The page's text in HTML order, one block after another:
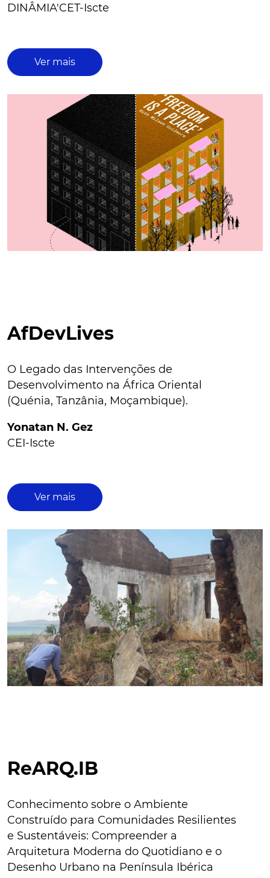
DINÂMIA'CET-Iscte
Ver mais
AfDevLives
O Legado das Intervenções de
Desenvolvimento na África Oriental
(Quénia, Tanzânia, Moçambique).
Yonatan N. Gez
CEI-Iscte
Ver mais
ReARQ.IB
Conhecimento sobre o Ambiente
Construído para Comunidades Resilientes
e Sustentáveis: Compreender a
Arquitetura Moderna do Quotidiano e o
Desenho Urbano na Península Ibérica